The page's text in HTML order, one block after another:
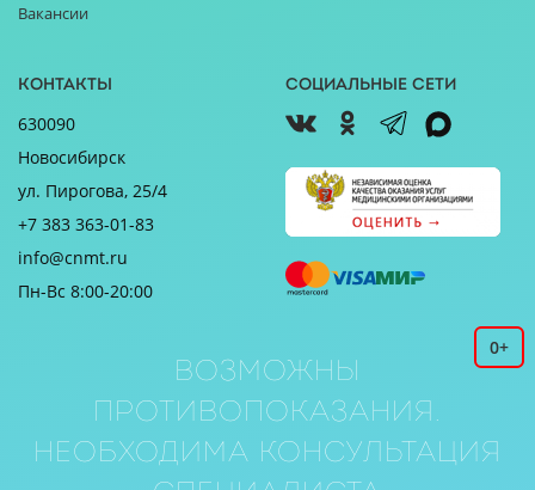
Вакансии
Контакты
630090
Новосибирск
ул. Пирогова, 25/4
+7 383 363-01-83
info@cnmt.ru
Пн-Вс 8:00-20:00
Социальные сети
0+
Возможны
противопоказания.
Необходима консультация